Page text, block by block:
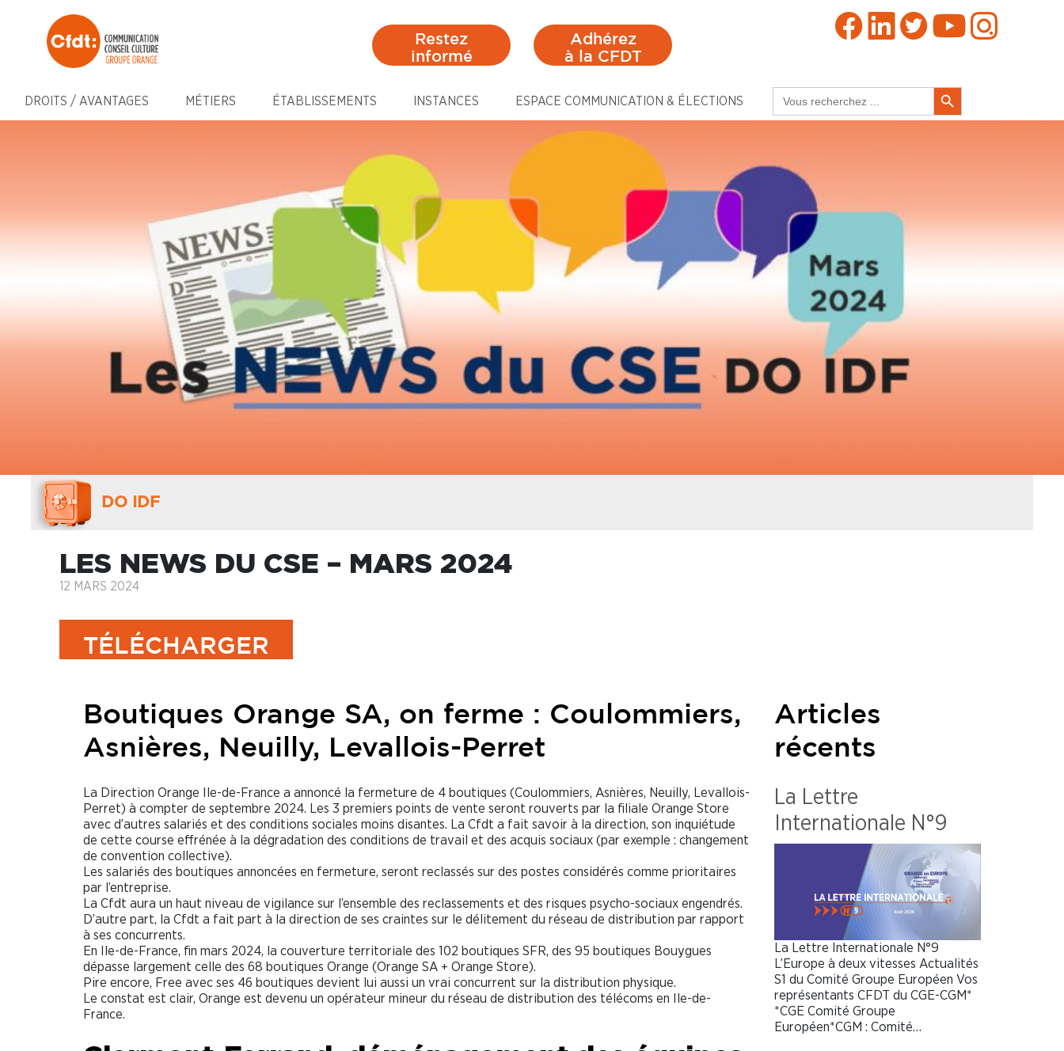
Restez
informé
Adhérez
à la CFDT
DROITS / AVANTAGES MÉTIERS ÉTABLISSEMENTS INSTANCES ESPACE COMMUNICATION & ÉLECTIONS
for:
Search Button
DO IDF
LES NEWS DU CSE – MARS 2024
12 MARS 2024
TÉLÉCHARGER
Boutiques Orange SA, on ferme : Coulommiers,
Asnières, Neuilly, Levallois-Perret
La Direction Orange Ile-de-France a annoncé la fermeture de 4 boutiques (Coulommiers, Asnières, Neuilly, Levallois-
Perret) à compter de septembre 2024. Les 3 premiers points de vente seront rouverts par la filiale Orange Store
avec d’autres salariés et des conditions sociales moins disantes. La Cfdt a fait savoir à la direction, son inquiétude
de cette course effrénée à la dégradation des conditions de travail et des acquis sociaux (par exemple : changement
de convention collective).
Les salariés des boutiques annoncées en fermeture, seront reclassés sur des postes considérés comme prioritaires
par l’entreprise.
La Cfdt aura un haut niveau de vigilance sur l’ensemble des reclassements et des risques psycho-sociaux engendrés.
D’autre part, la Cfdt a fait part à la direction de ses craintes sur le délitement du réseau de distribution par rapport
à ses concurrents.
En Ile-de-France, fin mars 2024, la couverture territoriale des 102 boutiques SFR, des 95 boutiques Bouygues
dépasse largement celle des 68 boutiques Orange (Orange SA + Orange Store).
Pire encore, Free avec ses 46 boutiques devient lui aussi un vrai concurrent sur la distribution physique.
Le constat est clair, Orange est devenu un opérateur mineur du réseau de distribution des télécoms en Ile-de-
France.
Articles
récents
La Lettre
Internationale N°9
La Lettre Internationale N°9
L’Europe à deux vitesses Actualités
S1 du Comité Groupe Européen Vos
représentants CFDT du CGE-CGM*
*CGE Comité Groupe
Européen*CGM : Comité…